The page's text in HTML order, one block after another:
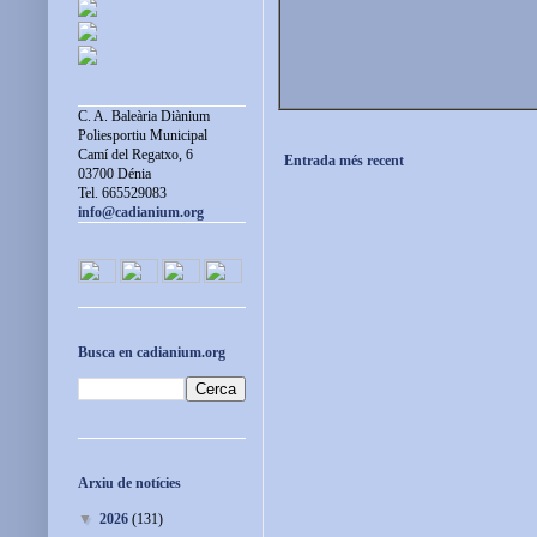
Entrada més recent
C. A. Baleària Diànium
Poliesportiu Municipal
Camí del Regatxo, 6
03700 Dénia
Tel. 665529083
info@cadianium.org
Busca en cadianium.org
Arxiu de notícies
▼ 2026 (131)